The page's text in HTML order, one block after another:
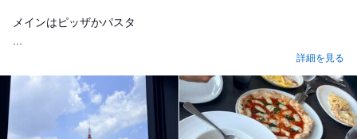
メインはピッザかパスタ
...
詳細を見る